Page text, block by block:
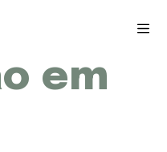
em